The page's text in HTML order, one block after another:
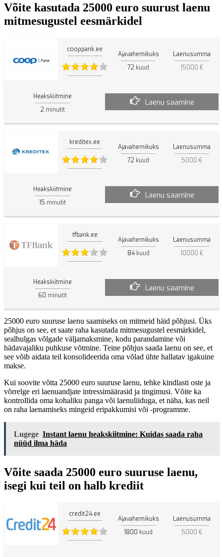
Võite kasutada 25000 euro suurust laenu
mitmesugustel eesmärkidel
cooppank.ee
Ajavahemikuks
72 kuud
Laenusumma
15000 €
Heakskiitmine
2minutit
Laenu saamine
kreditex.ee
Ajavahemikuks
72 kuud
Laenusumma
5000 €
Heakskiitmine
15 minutit
Laenu saamine
tfbank.ee
Ajavahemikuks
84kuud
Laenusumma
10000 €
Heakskiitmine
60 minutit
Laenu saamine
25000 euro suuruse laenu saamiseks on mitmeid häid põhjusi. Üks
põhjus on see, et saate raha kasutada mitmesugustel eesmärkidel,
sealhulgas võlgade väljamaksmine, kodu parandamine või
hädavajaliku puhkuse võtmine. Teine põhjus saada laenu on see, et
see võib aidata teil konsolideerida oma võlad ühte hallatav igakuine
makse.
Kui soovite võtta 25000 euro suuruse laenu, tehke kindlasti oste ja
võrrelge eri laenuandjate intressimäärasid ja tingimusi. Võite ka
kontrollida oma kohaliku panga või laenuliiduga, et näha, kas neil
on raha laenamiseks mingeid eripakkumisi või -programme.
Lugege Instant laenu heakskiitmine: Kuidas saada raha
nüüd ilma häda
Võite saada 25000 euro suuruse laenu,
isegi kui teil on halb krediit
credit24.ee
Ajavahemikuks
1800 kuud
Laenusumma
5000 €